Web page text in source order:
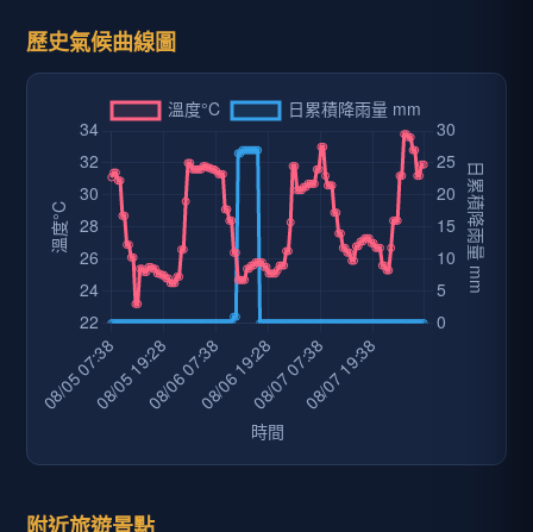
歷史氣候曲線圖
附近旅遊景點